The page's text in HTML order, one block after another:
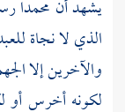
يشهد أن محمدا
الذي لا نجاة
والآخرين إلا
لكونه أخرس أو